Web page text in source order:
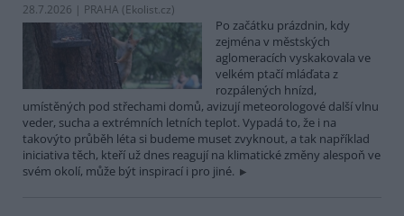
28.7.2026 | PRAHA (Ekolist.cz)
Po začátku prázdnin, kdy
zejména v městských
aglomeracích vyskakovala ve
velkém ptačí mláďata z
rozpálených hnízd,
umístěných pod střechami domů, avizují meteorologové další vlnu
veder, sucha a extrémních letních teplot. Vypadá to, že i na
takovýto průběh léta si budeme muset zvyknout, a tak například
iniciativa těch, kteří už dnes reagují na klimatické změny alespoň ve
svém okolí, může být inspirací i pro jiné.